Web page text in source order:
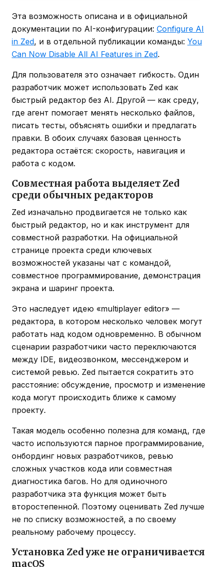
Эта возможность описана и в официальной
документации по AI-конфигурации: Configure AI
in Zed, и в отдельной публикации команды: You
Can Now Disable All AI Features in Zed.
Для пользователя это означает гибкость. Один
разработчик может использовать Zed как
быстрый редактор без AI. Другой — как среду,
где агент помогает менять несколько файлов,
писать тесты, объяснять ошибки и предлагать
правки. В обоих случаях базовая ценность
редактора остаётся: скорость, навигация и
работа с кодом.
Совместная работа выделяет Zed
среди обычных редакторов
Zed изначально продвигается не только как
быстрый редактор, но и как инструмент для
совместной разработки. На официальной
странице проекта среди ключевых
возможностей указаны чат с командой,
совместное программирование, демонстрация
экрана и шаринг проекта.
Это наследует идею «multiplayer editor» —
редактора, в котором несколько человек могут
работать над кодом одновременно. В обычном
сценарии разработчики часто переключаются
между IDE, видеозвонком, мессенджером и
системой ревью. Zed пытается сократить это
расстояние: обсуждение, просмотр и изменение
кода могут происходить ближе к самому
проекту.
Такая модель особенно полезна для команд, где
часто используются парное программирование,
онбординг новых разработчиков, ревью
сложных участков кода или совместная
диагностика багов. Но для одиночного
разработчика эта функция может быть
второстепенной. Поэтому оценивать Zed лучше
не по списку возможностей, а по своему
реальному рабочему процессу.
Установка Zed уже не ограничивается
macOS